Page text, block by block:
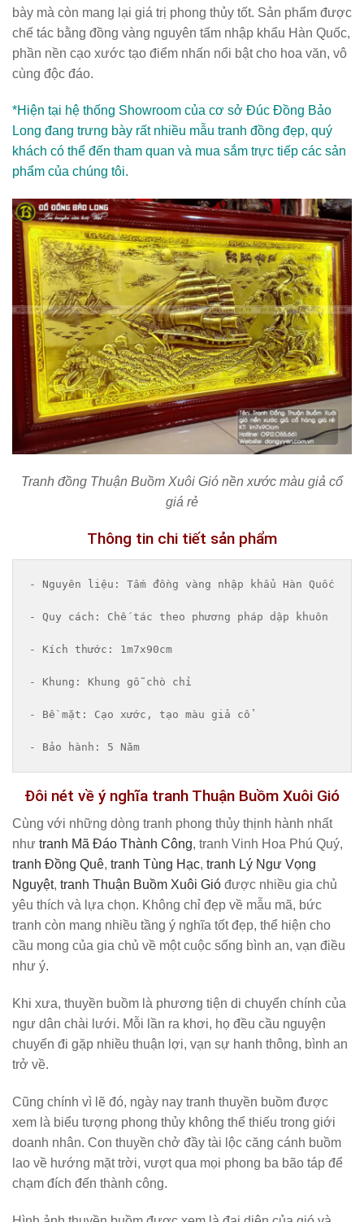
bày mà còn mang lại giá trị phong thủy tốt. Sản phẩm được
chế tác bằng đồng vàng nguyên tấm nhập khẩu Hàn Quốc,
phần nền cạo xước tạo điểm nhấn nổi bật cho hoa văn, vô
cùng độc đáo.
*Hiện tại hệ thống Showroom của cơ sở Đúc Đồng Bảo
Long đang trưng bày rất nhiều mẫu tranh đồng đẹp, quý
khách có thể đến tham quan và mua sắm trực tiếp các sản
phẩm của chúng tôi.
Tranh đồng Thuận Buồm Xuôi Gió nền xước màu giả cổ
giá rẻ
Thông tin chi tiết sản phẩm
- Nguyên liệu : Tấm đồng vàng nhập khẩu Hàn Quốc
- Quy cách : Chế tác theo phương pháp dập khuôn
- Kích thước : 1m7x90cm
- Khung : Khung gỗ chò chỉ
- Bề mặt : Cạo xước, tạo màu giả cổ
- Bảo hành : 5 Năm
Đôi nét về ý nghĩa tranh Thuận Buồm Xuôi Gió
Cùng với những dòng tranh phong thủy thịnh hành nhất
như tranh Mã Đáo Thành Công, tranh Vinh Hoa Phú Quý,
tranh Đồng Quê, tranh Tùng Hạc, tranh Lý Ngư Vọng
Nguyệt, tranh Thuận Buồm Xuôi Gió được nhiều gia chủ
yêu thích và lựa chọn. Không chỉ đẹp về mẫu mã, bức
tranh còn mang nhiều tầng ý nghĩa tốt đẹp, thể hiện cho
cầu mong của gia chủ về một cuộc sống bình an, vạn điều
như ý.
Khi xưa, thuyền buồm là phương tiện di chuyển chính của
ngư dân chài lưới. Mỗi lần ra khơi, họ đều cầu nguyện
chuyến đi gặp nhiều thuận lợi, vạn sự hanh thông, bình an
trở về.
Cũng chính vì lẽ đó, ngày nay tranh thuyền buồm được
xem là biểu tượng phong thủy không thể thiếu trong giới
doanh nhân. Con thuyền chở đầy tài lộc căng cánh buồm
lao về hướng mặt trời, vượt qua mọi phong ba bão táp để
chạm đích đến thành công.